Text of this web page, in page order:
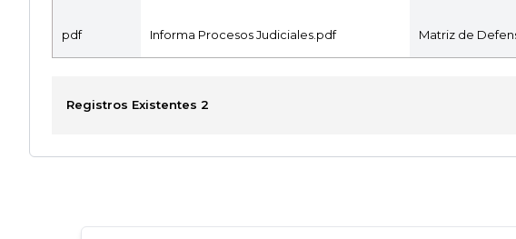
pdf Informa Procesos Judiciales.pdf Matriz de
Registros Existentes 2